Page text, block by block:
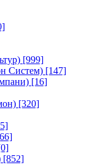
[999]
Систем) [147]
[16]
[320]
[852]